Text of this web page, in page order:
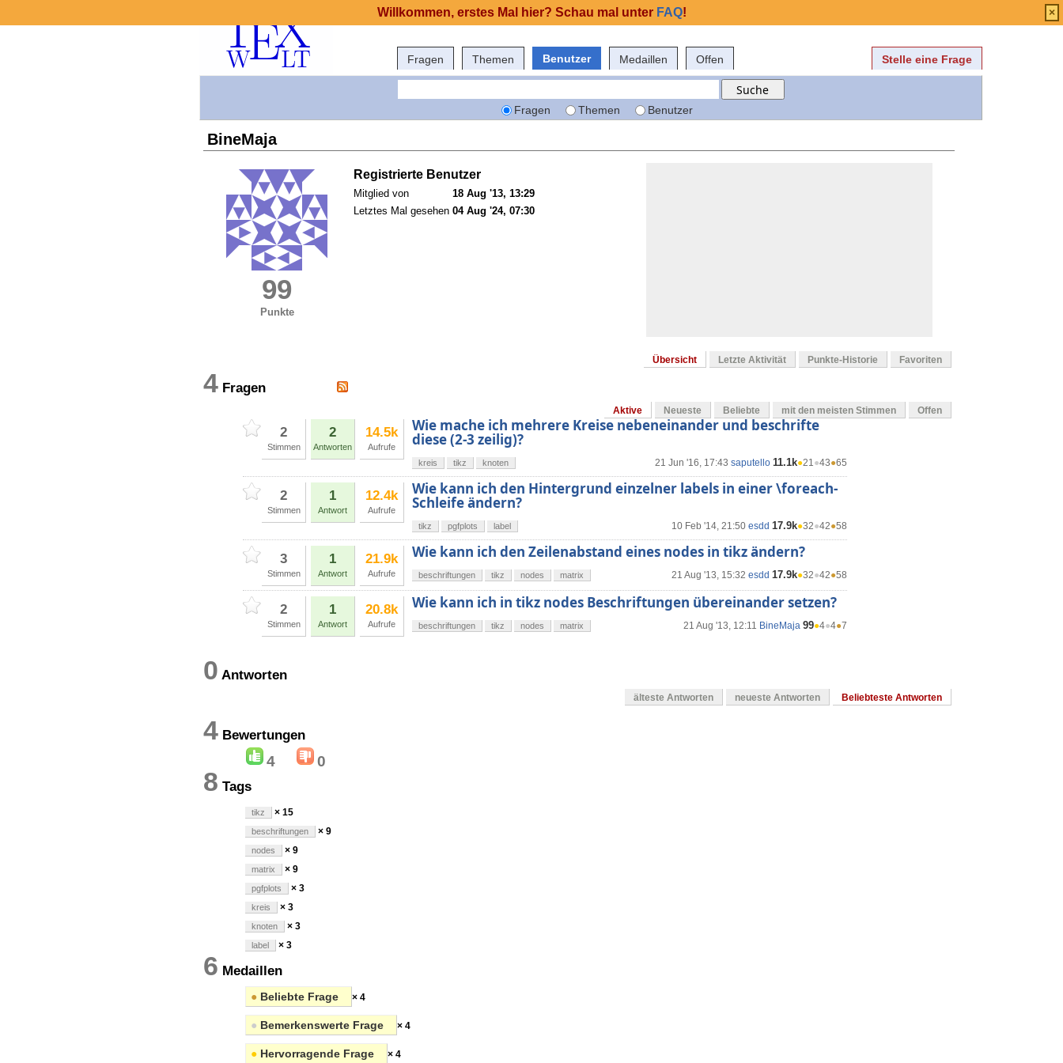
Fragen Themen Benutzer Medaillen Offen Stelle eine Frage
Fragen Themen Benutzer
BineMaja
99
Punkte
Registrierte Benutzer
Mitglied von
18 Aug '13, 13:29
Letztes Mal gesehen 04 Aug '24, 07:30
Übersicht Letzte Aktivität Punkte-Historie Favoriten
4 Fragen
Aktive Neueste Beliebte mit den meisten Stimmen Offen
2
Stimmen
2
Antworten
14.5k
Aufrufe
Wie mache ich mehrere Kreise nebeneinander und beschrifte
diese (2-3 zeilig)?
21 Jun '16, 17:43 saputello 11.1k●21●43●65
kreis tikz knoten
2
Stimmen
1
Antwort
12.4k
Aufrufe
Wie kann ich den Hintergrund einzelner labels in einer \foreach-
Schleife ändern?
10 Feb '14, 21:50 esdd 17.9k●32●42●58
tikz pgfplots label
3
Stimmen
1
Antwort
21.9k
Aufrufe
Wie kann ich den Zeilenabstand eines nodes in tikz ändern?
21 Aug '13, 15:32 esdd 17.9k●32●42●58
beschriftungen tikz nodes matrix
2
Stimmen
1
Antwort
20.8k
Aufrufe
Wie kann ich in tikz nodes Beschriftungen übereinander setzen?
21 Aug '13, 12:11 BineMaja 99●4●4●7
beschriftungen tikz nodes matrix
0 Antworten
älteste Antworten neueste Antworten Beliebteste Antworten
4 Bewertungen
4 0
8 Tags
tikz × 15
beschriftungen × 9
nodes × 9
matrix × 9
pgfplots × 3
kreis × 3
knoten × 3
label × 3
6 Medaillen
● Beliebte Frage × 4
● Bemerkenswerte Frage × 4
● Hervorragende Frage × 4
Willkommen, erstes Mal hier? Schau mal unter FAQ! ×